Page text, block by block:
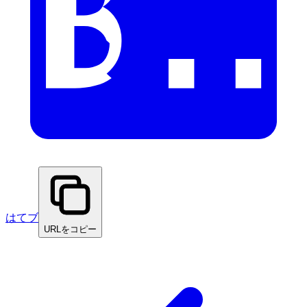
はてブ
URLをコピー